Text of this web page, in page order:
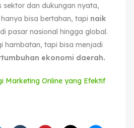
sektor dan dukungan nyata,
bisa bertahan, tapi naik
pasar nasional hingga global.
hambatan, tapi bisa menjadi
ekonomi daerah.
Marketing Online yang Efektif